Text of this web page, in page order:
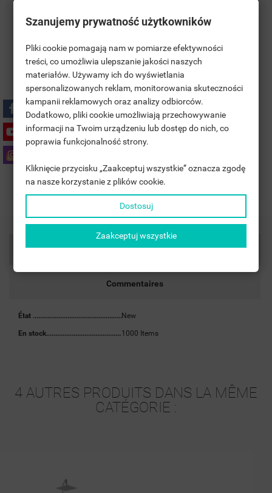
Polityka prywatności
Zasady dostawy
Zasady zwrotu
Détails du produit
Commentaires
État New
En stock 1000 Items
4 AUTRES PRODUITS DANS LA MÊME
CATÉGORIE :
MOJE LISTY ŻYCZEŃ
((TITLE))
((LABEL))
((CANCELTEXT))
CONNEXION
VOUS DEVEZ ÊTRE CONNECTÉ POUR AJOUTER DES
PRODUITS À VOTRE LISTE D'ENVIES.
((CANCELTEXT)) ((LOGINTEXT))
Szanujemy prywatność użytkowników
Pliki cookie pomagają nam w pomiarze efektywności
treści, co umożliwia ulepszanie jakości naszych
materiałów. Używamy ich do wyświetlania
spersonalizowanych reklam, monitorowania skuteczności
kampanii reklamowych oraz analizy odbiorców.
Dodatkowo, pliki cookie umożliwiają przechowywanie
informacji na Twoim urządzeniu lub dostęp do nich, co
poprawia funkcjonalność strony.
Kliknięcie przycisku „Zaakceptuj wszystkie” oznacza zgodę
na nasze korzystanie z plików cookie.
Dostosuj
Zaakceptuj wszystkie